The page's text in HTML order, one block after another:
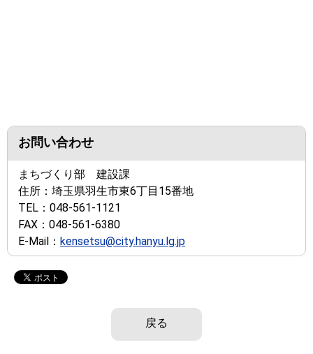
お問い合わせ
まちづくり部 建設課
住所： 埼玉県羽生市東6丁目15番地
TEL： 048-561-1121
FAX： 048-561-6380
E-Mail： kensetsu@city.hanyu.lg.jp
戻る